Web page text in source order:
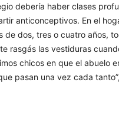
debería haber clases
anticonceptivos. En el
de dos, tres o cuatro años,
rasgás las vestiduras
chicos en que el abuelo
pasan una vez cada